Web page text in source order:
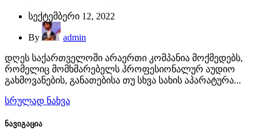
სექტემბერი 12, 2022
By admin
დღეს საქართველოში არაერთი კომპანია მოქმედებს,
რომელიც მომხმარებელს პროფესიონალურ აუდიო
გახმოვანების, განათებისა თუ სხვა სახის აპარატურა...
სრულად ნახვა
ნავიგაცია